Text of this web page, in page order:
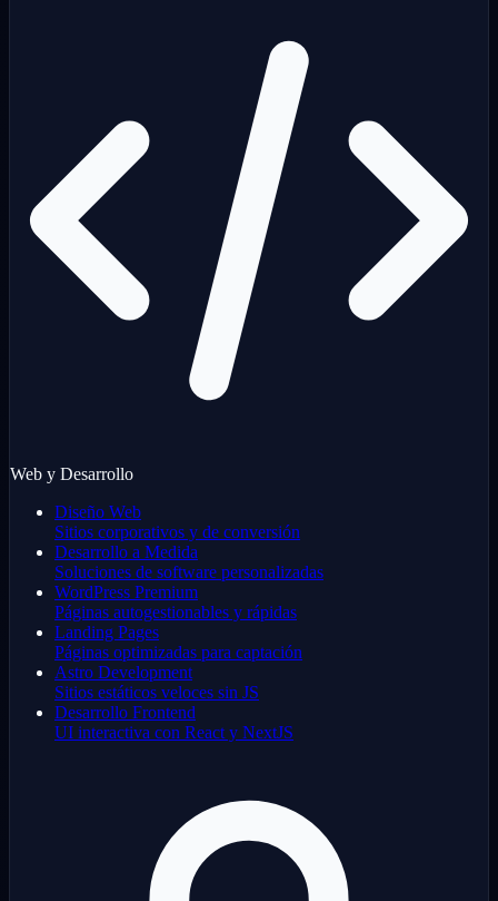
Web y Desarrollo
Diseño Web
Sitios corporativos y de conversión
Desarrollo a Medida
Soluciones de software personalizadas
WordPress Premium
Páginas autogestionables y rápidas
Landing Pages
Páginas optimizadas para captación
Astro Development
Sitios estáticos veloces sin JS
Desarrollo Frontend
UI interactiva con React y NextJS